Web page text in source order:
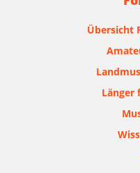
Übersicht
Länger